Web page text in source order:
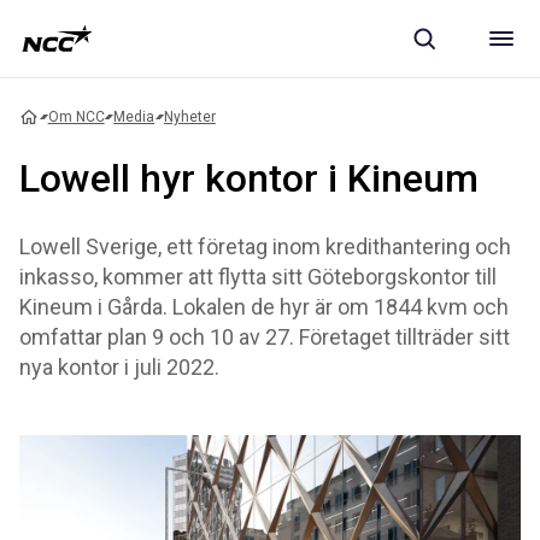
Om NCC Media Nyheter
Lowell hyr kontor i Kineum
Lowell Sverige, ett företag inom kredithantering och
inkasso, kommer att flytta sitt Göteborgskontor till
Kineum i Gårda. Lokalen de hyr är om 1844 kvm och
omfattar plan 9 och 10 av 27. Företaget tillträder sitt
nya kontor i juli 2022.